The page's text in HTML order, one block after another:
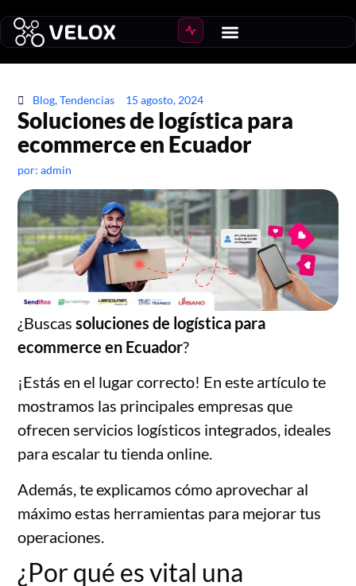
Blog,Tendencias 15 agosto, 2024
Soluciones de logística para
ecommerce en Ecuador
por: admin
¿Buscassoluciones de logística para
ecommerce en Ecuador?
¡Estás en el lugar correcto! En este artículo te
mostramos las principales empresas que
ofrecen servicios logísticos integrados, ideales
para escalar tu tienda online.
Además, te explicamos cómo aprovechar al
máximo estas herramientas para mejorar tus
operaciones.
¿Por qué es vital una